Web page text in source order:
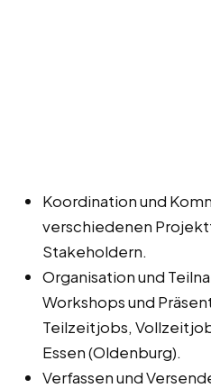
Koordination und
verschiedenen
Stakeholdern.
Organisation und
Workshops und
Teilzeitjobs,
Essen (Oldenburg).
Verfassen und